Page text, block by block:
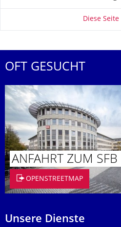
Diese Seite
OFT GESUCHT
ANFAHRT ZUM
OPENSTREETMAP
Unsere Dienste